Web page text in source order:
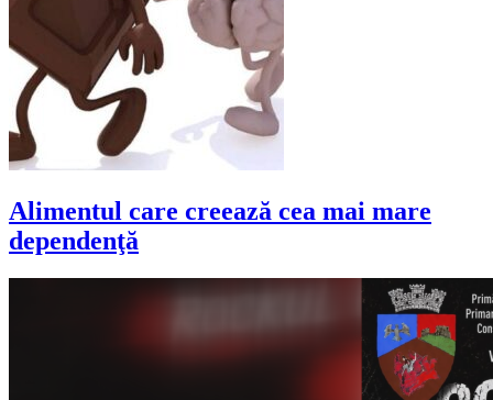
Alimentul care creează cea mai mare
dependenţă